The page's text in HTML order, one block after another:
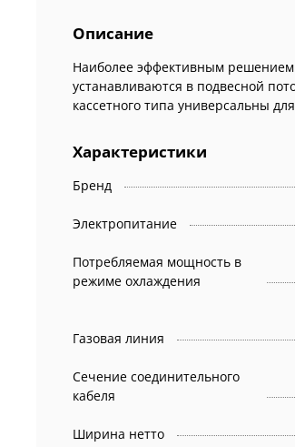
Описание
Наиболее эффективным
устанавливаются в подвесной
кассетного типа универсальны
Характеристики
Бренд
Электропитание
Потребляемая мощность в
режиме охлаждения
Газовая линия
Сечение соединительного
кабеля
Ширина нетто